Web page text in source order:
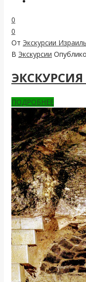
0
0
От Экскурсии Израиль
В Экскурсии
ПОДРОБНЕЕ